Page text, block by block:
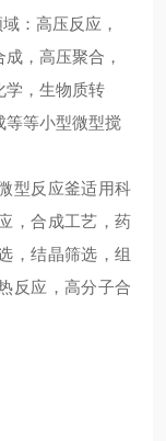
：高压反应，
，高压聚合，
学，生物质转
等等小型微型搅
型反应釜适用科
，合成工艺，药
，结晶筛选，组
反应，高分子合